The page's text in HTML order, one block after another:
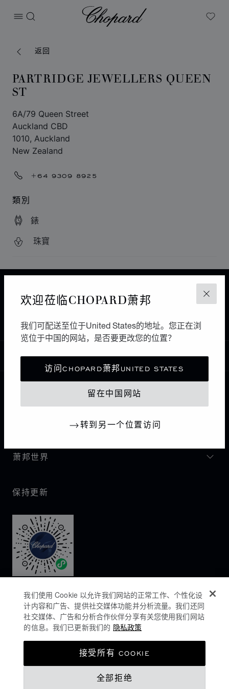
关闭
欢迎莅临CHOPARD萧邦
我们可配送至位于United States的地址。您正在浏
览位于中国的网站，是否要更改您的位置？
访问CHOPARD萧邦UNITED STATES
留在中国网站
转到另一个位置访问
打开菜单
搜索
Chopard
My
返回
PARTRIDGE JEWELLERS QUEEN
ST
6A/79 Queen Street
Auckland CBD
1010, Auckland
New Zealand
+64 9309 8925
類別
錶
珠寶
新西兰 AUCKLAND
PARTRIDGE JEWELLERS QUEEN ST
中国
本地化（更改国家/地区）
更改国家/地区
萧邦世界
保持更新
COOKIES政策
我们使用 Cookie 以允许我们网站的正常工作、个性化设
计内容和广告、提供社交媒体功能并分析流量。我们还同
社交媒体、广告和分析合作伙伴分享有关您使用我们网站
的信息。我们已更新我们的 隐私政策
全部拒绝
接受所有 COOKIE